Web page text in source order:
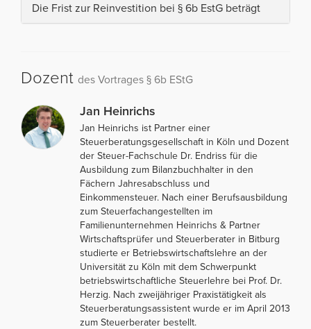
Die Frist zur Reinvestition bei § 6b EstG beträgt
Dozent des Vortrages § 6b EStG
Jan Heinrichs
Jan Heinrichs ist Partner einer
Steuerberatungsgesellschaft in Köln und Dozent
der Steuer-Fachschule Dr. Endriss für die
Ausbildung zum Bilanzbuchhalter in den
Fächern Jahresabschluss und
Einkommensteuer. Nach einer Berufsausbildung
zum Steuerfachangestellten im
Familienunternehmen Heinrichs & Partner
Wirtschaftsprüfer und Steuerberater in Bitburg
studierte er Betriebswirtschaftslehre an der
Universität zu Köln mit dem Schwerpunkt
betriebswirtschaftliche Steuerlehre bei Prof. Dr.
Herzig. Nach zweijähriger Praxistätigkeit als
Steuerberatungsassistent wurde er im April 2013
zum Steuerberater bestellt.